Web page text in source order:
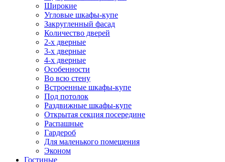
Широкие
Угловые шкафы-купе
Закругленный фасад
Количество дверей
2-х дверные
3-х дверные
4-х дверные
Особенности
Во всю стену
Встроенные шкафы-купе
Под потолок
Раздвижные шкафы-купе
Открытая секция посередине
Распашные
Гардероб
Для маленького помещения
Эконом
Гостиные